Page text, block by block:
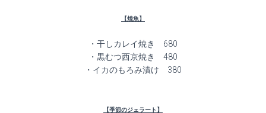
【焼魚】
・干しカレイ焼き 680
・黒むつ西京焼き 480
・イカのもろみ漬け 380
【季節のジェラート】